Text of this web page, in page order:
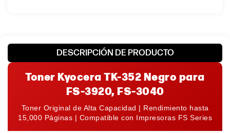
DESCRIPCIÓN DE PRODUCTO
Toner Kyocera TK-352 Negro para
FS-3920, FS-3040
Toner Original de Alta Capacidad | Rendimiento hasta
15,000 Páginas | Compatible con Impresoras FS Series